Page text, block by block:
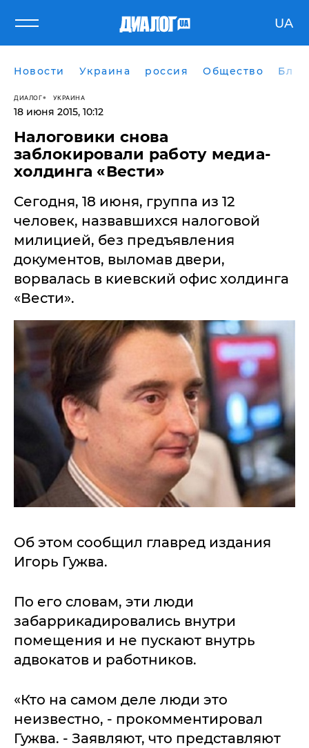
UA
Новости Украина россия Общество
ДИАЛОГ УКРАИНА
18 июня 2015, 10:12
​Налоговики снова
заблокировали работу медиа-
холдинга «Вести»
Сегодня, 18 июня, группа из 12
человек, назвавшихся налоговой
милицией, без предъявления
документов, выломав двери,
ворвалась в киевский офис холдинга
«Вести».
Об этом сообщил главред издания
Игорь Гужва.
По его словам, эти люди
забаррикадировались внутри
помещения и не пускают внутрь
адвокатов и работников.
«Кто на самом деле люди это
неизвестно, - прокомментировал
Гужва. - Заявляют, что представляют